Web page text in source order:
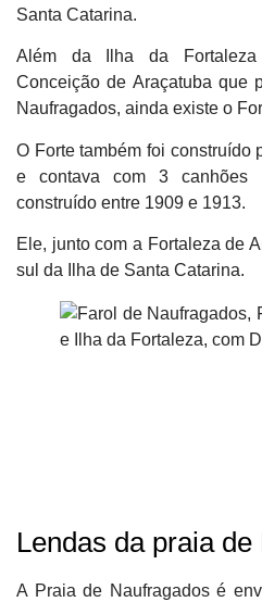
Santa Catarina.
Além da Ilha da
Conceição de Araçatuba que
Naufragados, ainda existe o
O Forte também foi construído
e contava com 3
construído entre 1909 e 1913.
Ele, junto com a Fortaleza de
sul da Ilha de Santa Catarina.
Lendas da praia
A Praia de Naufragados é